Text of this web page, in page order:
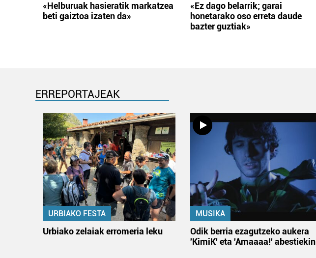
«Helburuak hasieratik markatzea
beti gaiztoa izaten da»
«Ez dago belarrik; garai
honetarako oso erreta daude
bazter guztiak»
ERREPORTAJEAK
URBIAKO FESTA
Urbiako zelaiak erromeria leku
MUSIKA
Odik berria ezagutzeko aukera
'KimiK' eta 'Amaaaa!' abestiekin